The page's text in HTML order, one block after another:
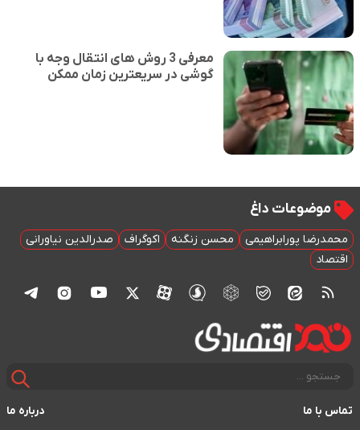
معرفی 3 روش های انتقال وجه با
گوشی در سریعترین زمان ممکن
موضوعات داغ
محمدرضا پورابراهیمی محسن زنگنه اکوگراف
صدرالدین نیاورانی
اقتصاد
تماس با ما درباره ما